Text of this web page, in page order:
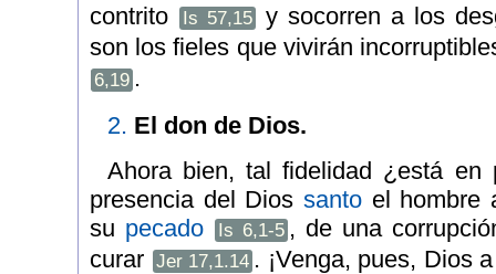
contrito
Is 57,15
y socorren a los
son los fieles que vivirán
6,19 .
2. El don de Dios.
Ahora bien, tal fidelidad ¿está en
presencia del Dios santoel hombre
su pecado Is 6,1-5 , de una
curar Jer 17,1.14 . ¡Venga, pues, Dios